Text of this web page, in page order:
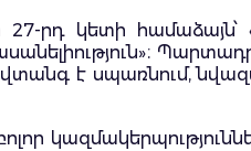
27-րդ կետի
վտանգ է սպառնում,